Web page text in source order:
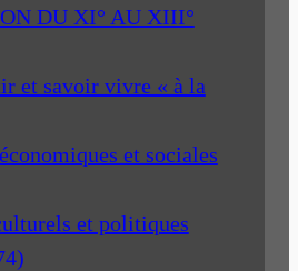
DU XI° AU XIII°
et savoir vivre « à la
et sociales
et politiques